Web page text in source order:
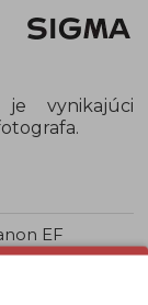
vynikajúci
EF